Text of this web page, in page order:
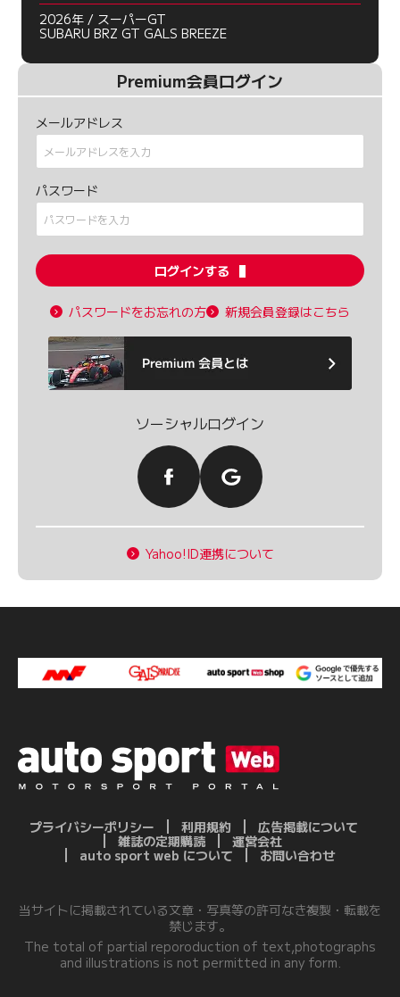
2026年 / スーパーGT
SUBARU BRZ GT GALS BREEZE
Premium会員ログイン
メールアドレス
パスワード
ログインする
パスワードをお忘れの方 新規会員登録はこちら
ソーシャルログイン
Yahoo!ID連携について
プライバシーポリシー 利用規約
広告掲載について
雑誌の定期購読
運営会社
auto sport web について
お問い合わせ
当サイトに掲載されている文章・写真等の許可なき複製・転載を
禁じます。
The total of partial reporoduction of text,photographs
and illustrations is not permitted in any form.